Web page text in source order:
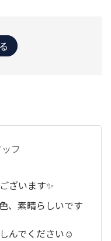
フ
ざいます✨
、素晴らしいです
んでください☺